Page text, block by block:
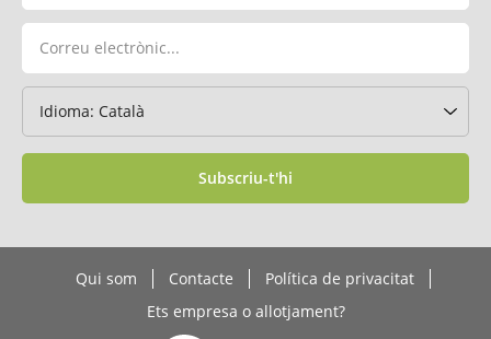
Subscriu-t'hi
Qui som Contacte
Política de privacitat
Ets empresa o allotjament?